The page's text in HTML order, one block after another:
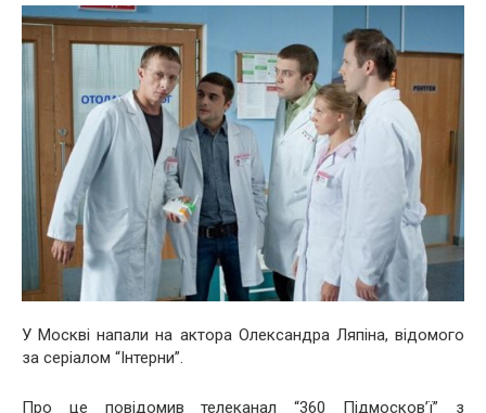
У Москві напали на актора Олександра Ляпіна, відомого
за серіалом “Інтерни”.
Про це повідомив телеканал “360 Підмосков’ї” з